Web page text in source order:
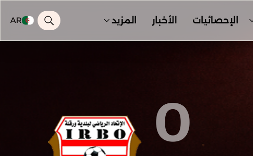
الإحصائيات الأخبار المزيد AR
0